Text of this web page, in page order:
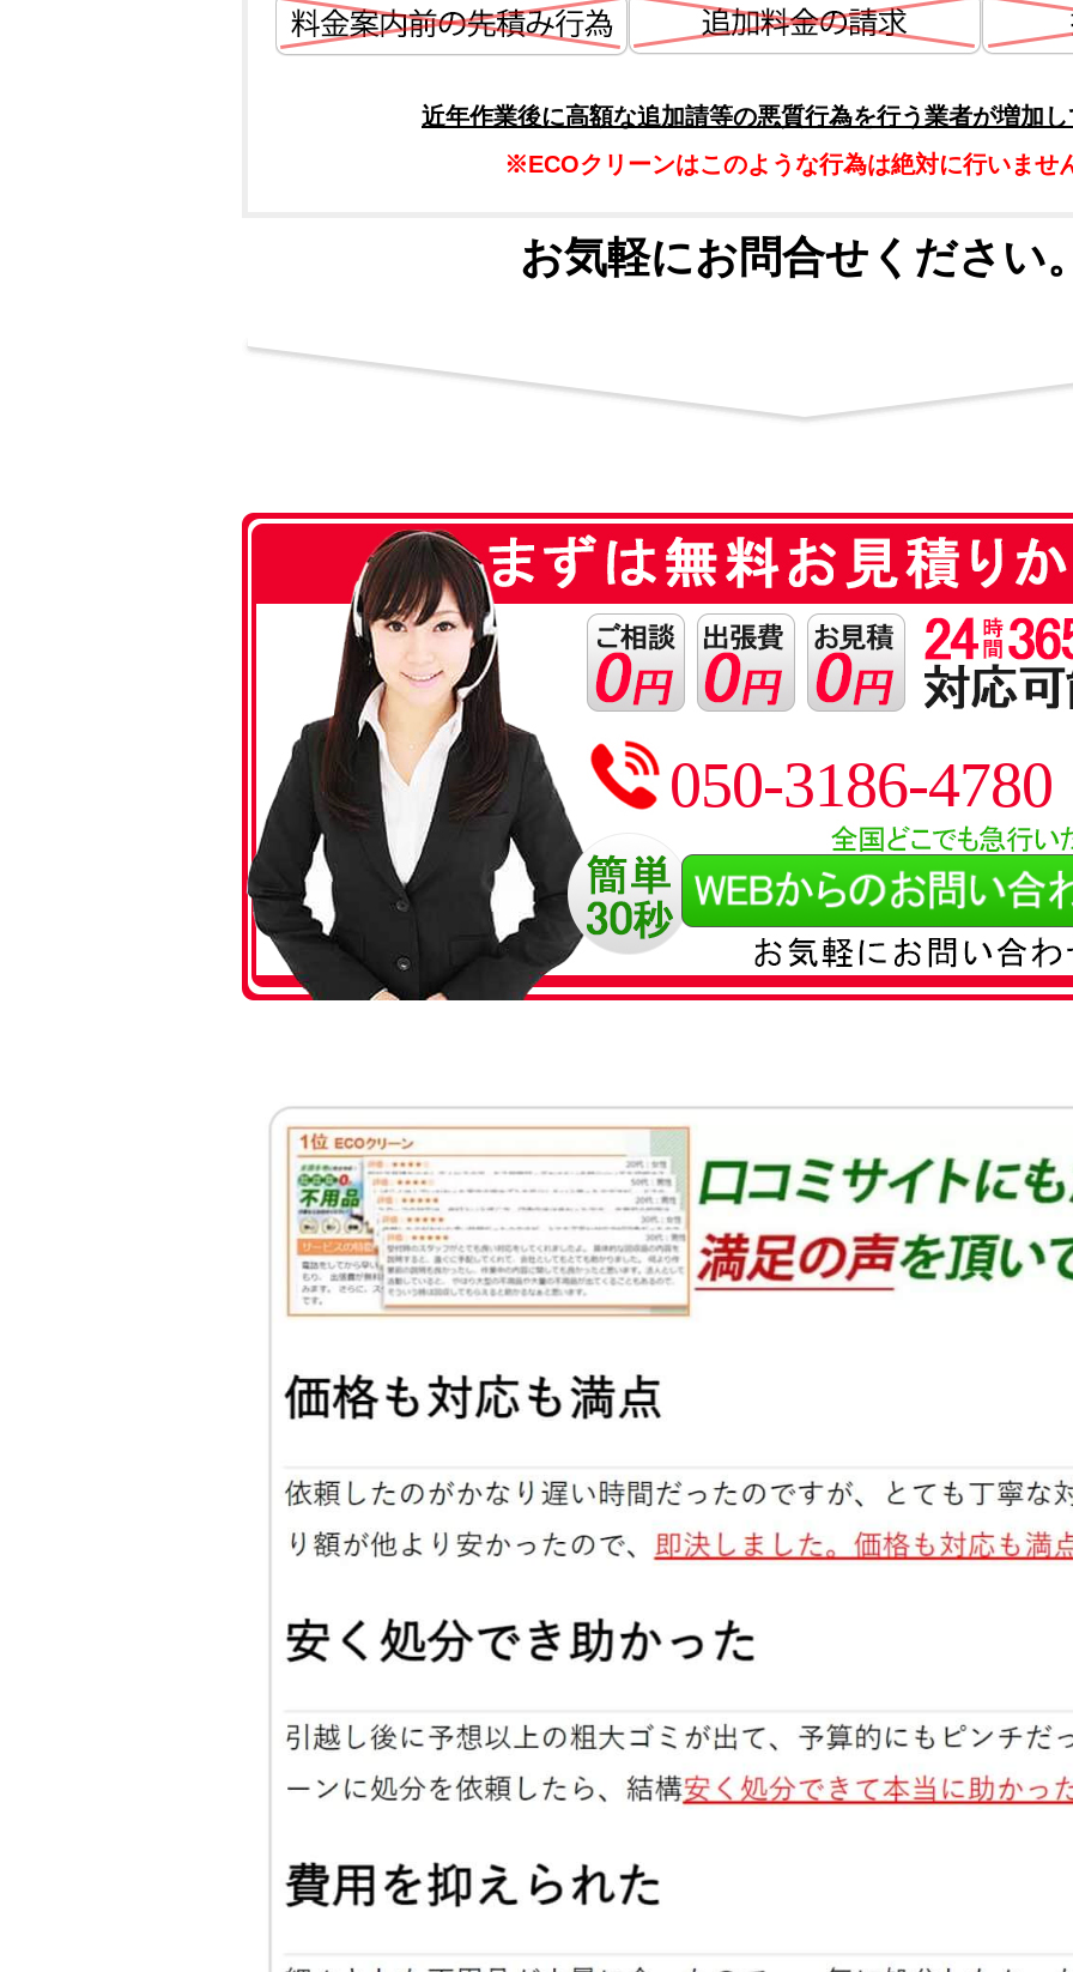
近年作業後に高額な追加請等の悪質行為を行う業者が増加
※ECOクリーンはこのような行為は絶対に行いませ
お気軽にお問合せください
050-3186-4780